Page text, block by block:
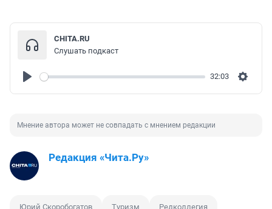
CHITA.RU
Слушать подкаст
32:03
Мнение автора может не совпадать с мнением редакции
Редакция «Чита.Ру»
Юрий Скоробогатов Туризм Редколлегия